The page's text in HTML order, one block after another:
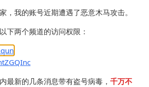
reserved.
，我的账号近期遭遇了恶意木马攻击。
以下两个频道的访问权限：
最新的几条消息带有盗号病毒， 千万不